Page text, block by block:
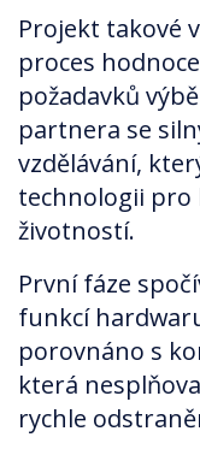
Projekt takové
proces
požadavků
partnera se
vzdělávání,
technologii pro
životností.
První fáze
funkcí
porovnáno s
která
rychle